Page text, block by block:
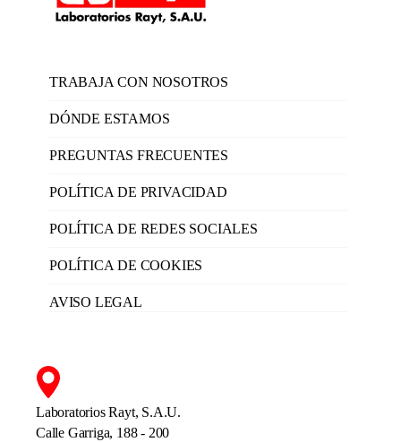
TRABAJA CON NOSOTROS
DÓNDE ESTAMOS
PREGUNTAS FRECUENTES
POLÍTICA DE PRIVACIDAD
POLÍTICA DE REDES SOCIALES
POLÍTICA DE COOKIES
AVISO LEGAL
Laboratorios Rayt, S.A.U.
Calle Garriga, 188 - 200